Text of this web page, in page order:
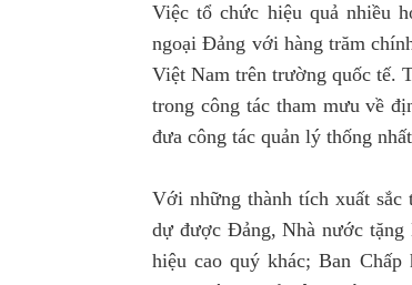
Việc tổ chức hiệu quả nhiều
ngoại Đảng với hàng trăm
Việt Nam trên trường quốc tế.
trong công tác tham mưu về
đưa công tác quản lý thống
Với những thành tích xuất
dự được Đảng, Nhà nước tặng
hiệu cao quý khác; Ban